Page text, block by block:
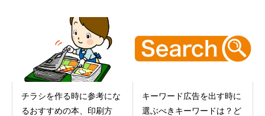
チラシを作る時に参考にな
るおすすめの本、印刷方
キーワード広告を出す時に
選ぶべきキーワードは？ど